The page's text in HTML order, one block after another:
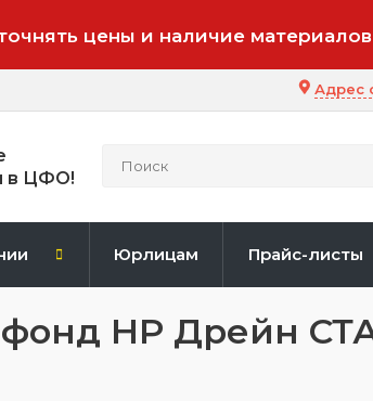
цены и наличие
Адрес
в ЦФО!
Юрлицам Прайс-листы
НР Дрейн